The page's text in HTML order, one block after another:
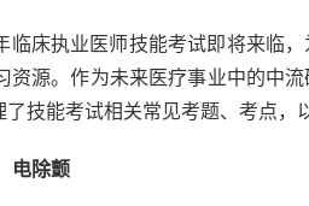
床执业医师技能考试即将来临
源。作为未来医疗事业中的中
技能考试相关常见考题、考点，
电除颤